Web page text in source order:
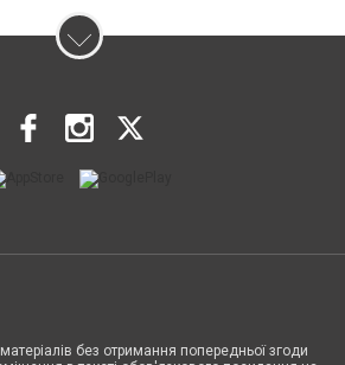
без отримання попередньої згоди